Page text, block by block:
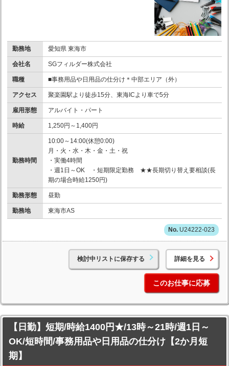
勤務地 愛知県 東海市
会社名 SGフィルダー株式会社
職種 ■事務用品や日用品の仕分け＊中部エリア（外）
アクセス 聚楽園駅より徒歩15分、東海ICより車で5分
雇用形態 アルバイト・パート
時給 1,250円～1,400円
勤務時間
10:00～14:00(休憩0:00)
月・火・水・木・金・土・祝
・実働4時間
・週1日～OK ・短期限定勤務 ★★長期切り替え要相談(長
期の場合時給1250円)
勤務形態 昼勤
勤務地 東海市AS
U24222-023
検討中リストに保存する 詳細を見る
このお仕事に応募
【日勤】短期/時給1400円★/13時～21時/週1日～
OK/短時間/事務用品や日用品の仕分け【2か月短
期】